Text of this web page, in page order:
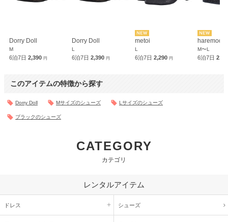
Dorry Doll
M
6泊7日 2,390 円
Dorry Doll
L
6泊7日2,390円
metoi
L
6泊7日 2,290 円
haremode
M〜L
6泊7日
このアイテムの特徴から探す
Dorry Doll Mサイズのシューズ Lサイズのシューズ
ブラックのシューズ
CATEGORY
カテゴリ
レンタルアイテム
ドレス シューズ